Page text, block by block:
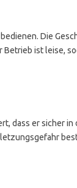
Die
ist leise,
dass er sicher